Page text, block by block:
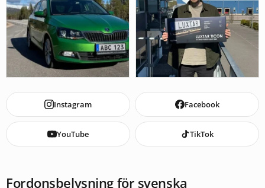
Instagram Facebook
YouTube TikTok
Fordonsbelysning för svenska